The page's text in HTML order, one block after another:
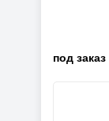
под заказ